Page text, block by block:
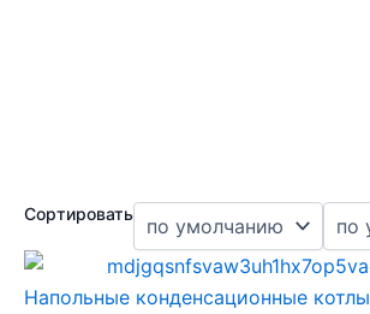
Сортировать
Напольные конденсационные котлы